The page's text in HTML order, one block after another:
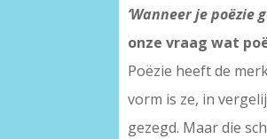
‘Wanneer je
onze vraag wat
Poëzie heeft de
vorm is ze, in
gezegd. Maar die